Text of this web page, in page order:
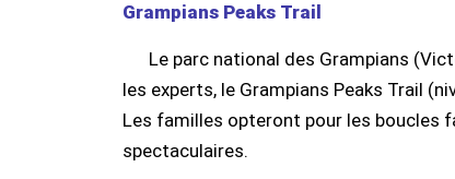
Grampians Peaks Trail
Le parc national des Grampians
les experts, le Grampians Peaks Trail
Les familles opteront pour les boucles
spectaculaires.